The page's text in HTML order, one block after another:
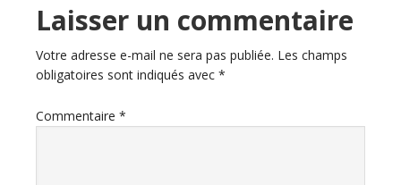
Interactions
du
lecteur
Laisser un commentaire
Votre adresse e-mail ne sera pas publiée. Les champs
obligatoires sont indiqués avec *
Commentaire *